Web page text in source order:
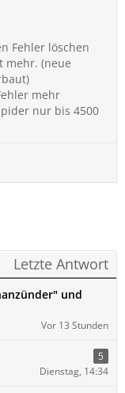
Fehler löschen
mehr. (neue
mehr
nur bis 4500
Letzte Antwort
und
Vor 13 Stunden
5
Dienstag, 14:34